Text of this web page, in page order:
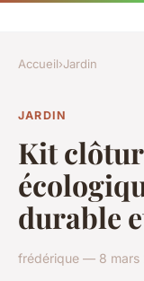
Accueil›Jardin
JARDIN
Kit
durable
frédérique — 8